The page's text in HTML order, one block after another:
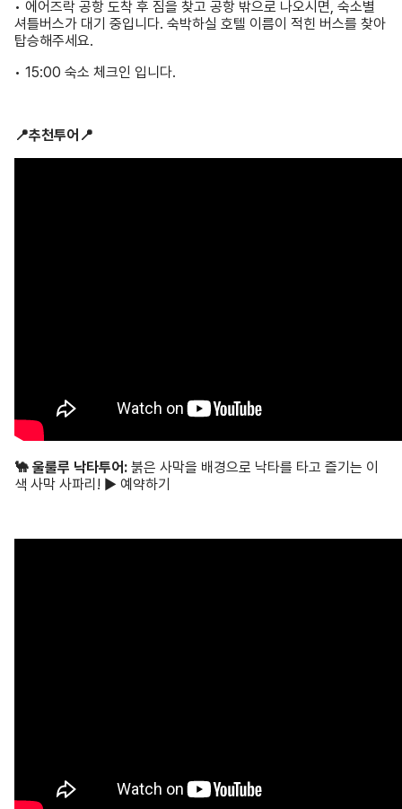
• 에어즈락 공항 도착 후 짐을 찾고 공항 밖으로 나오시면, 숙소별
셔틀버스가 대기 중입니다. 숙박하실 호텔 이름이 적힌 버스를 찾아
탑승해주세요.
• 15:00 숙소 체크인 입니다.
📍추천투어📍
🐪 울룰루 낙타투어: 붉은 사막을 배경으로 낙타를 타고 즐기는 이
색 사막 사파리! ▶ 예약하기